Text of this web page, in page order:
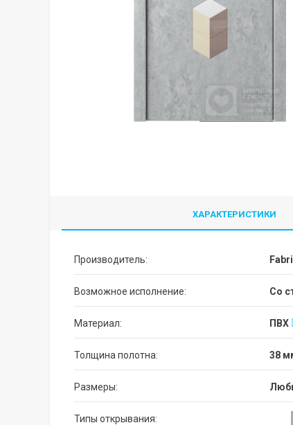
ХАРАКТЕРИСТИКИ
Производитель:
Возможное исполнение: со
Материал: ПВХ
Толщина полотна: 38
Размеры:
Типы открывания: